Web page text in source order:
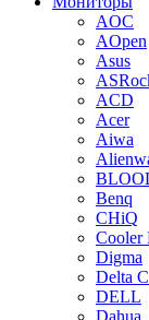
AOC
AOpen
Asus
ACD
Acer
Aiwa
Benq
CHiQ
Cooler
Digma
Delta
DELL